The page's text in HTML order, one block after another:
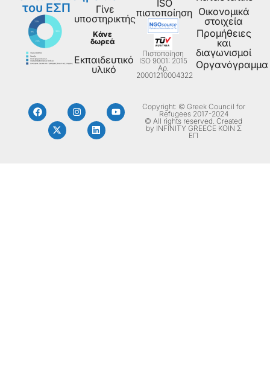
του ΕΣΠ
Γίνε
υποστηρικτής
Κάνε
δωρεά
Εκπαιδευτικό
υλικό
ISO
πιστοποίηση
Πιστοποίηση
ISO 9001: 2015
Aρ.
20001210004322
Οικονομικά
στοιχεία
Προμήθειες
και
διαγωνισμοί
Οργανόγραμμα
Copyright: © Greek Council for
Refugees 2017-2024
© All rights reserved. Created
by INFINITY GREECE ΚΟΙΝ Σ
ΕΠ